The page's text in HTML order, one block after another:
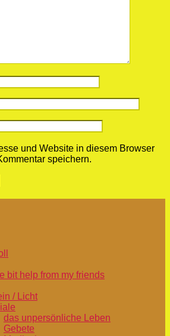
und Website in diesem Browser
speichern.
bit help from my friends
/ Licht
das unpersönliche Leben
Gebete